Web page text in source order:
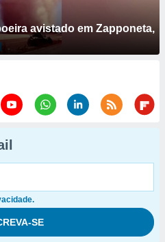
avistado em Zapponeta,